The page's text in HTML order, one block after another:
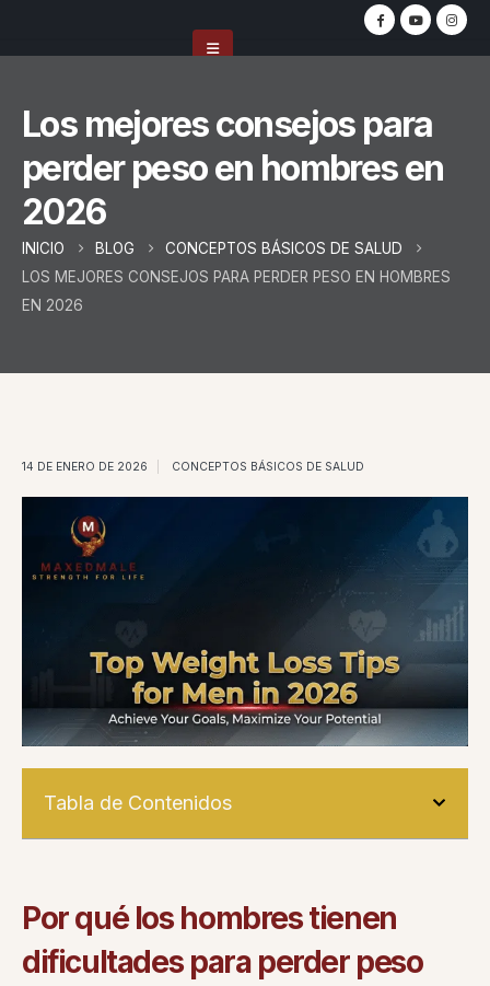
Los mejores consejos para
perder peso en hombres en
2026
INICIO BLOG
CONCEPTOS BÁSICOS DE SALUD
LOS MEJORES CONSEJOS PARA PERDER PESO EN HOMBRES
EN 2026
14 DE ENERO DE 2026 CONCEPTOS BÁSICOS DE SALUD
Tabla de Contenidos
Por qué los hombres tienen
dificultades para perder peso